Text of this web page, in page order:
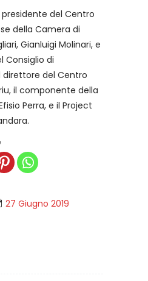
del Centro
della Camera di
Gianluigi Molinari, e
Consiglio di
direttore del Centro
il componente della
Perra, e il Project
27 Giugno 2019